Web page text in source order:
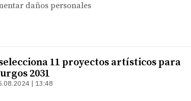
daños personales
11 proyectos artísticos para
2031
| 13:48